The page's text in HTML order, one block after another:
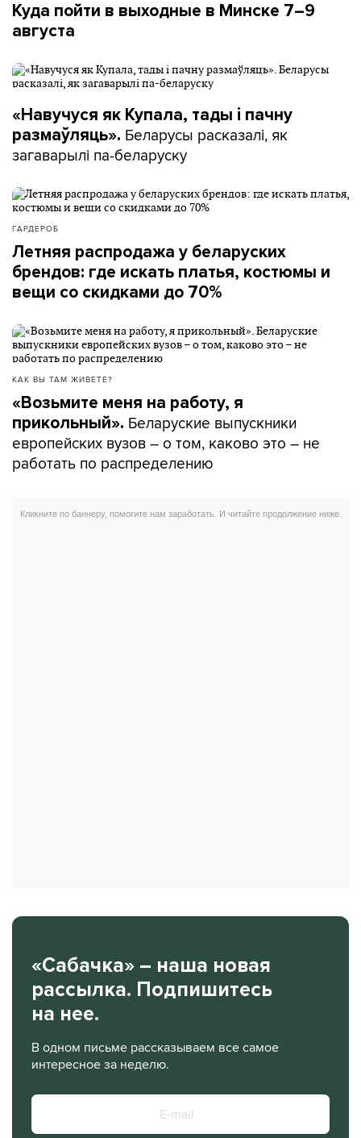
Куда пойти в выходные в Минске 7–9
августа
«Навучуся як Купала, тады і пачну
размаўляць». Беларусы расказалі, як
загаварылі па-беларуску
ГАРДЕРОБ
Летняя распродажа у беларуских
брендов: где искать платья, костюмы и
вещи со скидками до 70%
КАК ВЫ ТАМ ЖИВЕТЕ?
«Возьмите меня на работу, я
прикольный». Беларуские выпускники
европейских вузов – о том, каково это – не
работать по распределению
«Сабачка» – наша новая
рассылка. Подпишитесь
на нее.
В одном письме рассказываем все самое
интересное за неделю.